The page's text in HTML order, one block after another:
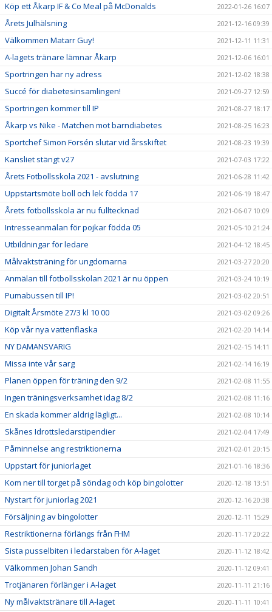
Köp ett Åkarp IF & Co Meal på McDonalds 2022-01-26 16:07
Årets Julhälsning 2021-12-16 09:39
Välkommen Matarr Guy! 2021-12-11 11:31
A-lagets tränare lämnar Åkarp 2021-12-06 16:01
Sportringen har ny adress 2021-12-02 18:38
Succé för diabetesinsamlingen! 2021-09-27 12:59
Sportringen kommer till IP 2021-08-27 18:17
Åkarp vs Nike - Matchen mot barndiabetes 2021-08-25 16:23
Sportchef Simon Forsén slutar vid årsskiftet 2021-08-23 19:39
Kansliet stängt v27 2021-07-03 17:22
Årets Fotbollsskola 2021 - avslutning 2021-06-28 11:42
Uppstartsmöte boll och lek födda 17 2021-06-19 18:47
Årets fotbollsskola är nu fulltecknad 2021-06-07 10:09
Intresseanmälan för pojkar födda 05 2021-05-10 21:24
Utbildningar för ledare 2021-04-12 18:45
Målvaktsträning för ungdomarna 2021-03-27 20:20
Anmälan till fotbollsskolan 2021 är nu öppen 2021-03-24 10:19
Pumabussen till IP! 2021-03-02 20:51
Digitalt Årsmöte 27/3 kl 10 00 2021-03-02 09:26
Köp vår nya vattenflaska 2021-02-20 14:14
NY DAMANSVARIG 2021-02-15 14:11
Missa inte vår sarg 2021-02-14 16:19
Planen öppen för träning den 9/2 2021-02-08 11:55
Ingen träningsverksamhet idag 8/2 2021-02-08 11:16
En skada kommer aldrig lägligt... 2021-02-08 10:14
Skånes Idrottsledarstipendier 2021-02-04 17:49
Påminnelse ang restriktionerna 2021-02-01 20:15
Uppstart för juniorlaget 2021-01-16 18:36
Kom ner till torget på söndag och köp bingolotter 2020-12-18 13:51
Nystart för juniorlag 2021 2020-12-16 20:38
Försäljning av bingolotter 2020-12-11 15:29
Restriktionerna förlängs från FHM 2020-11-17 20:22
Sista pusselbiten i ledarstaben för A-laget 2020-11-12 18:42
Välkommen Johan Sandh 2020-11-12 09:41
Trotjänaren förlänger i A-laget 2020-11-11 21:16
Ny målvaktstränare till A-laget 2020-11-11 10:41